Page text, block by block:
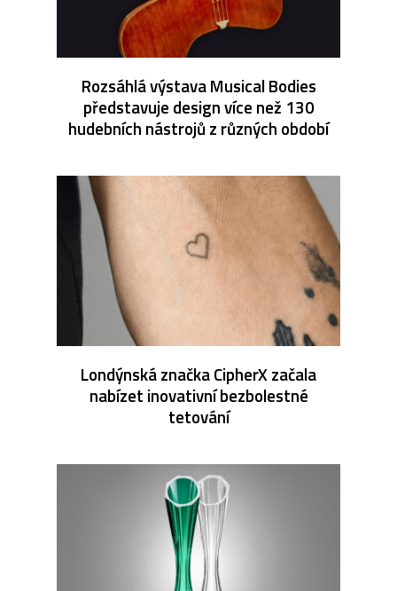
Rozsáhlá výstava Musical Bodies
představuje design více než 130
hudebních nástrojů z různých období
Londýnská značka CipherX začala
nabízet inovativní bezbolestné
tetování